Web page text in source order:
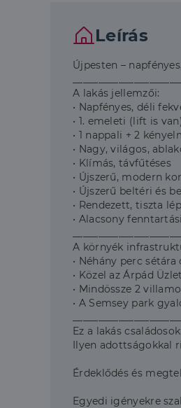
Leírás
Újpesten –
A lakás jellemzői:
• Napfényes, déli
• 1. emeleti (lift is van)
• 1 nappali + 2
• Nagy, világos,
• Klímás, távfűtéses
• Újszerű, modern
• Újszerű beltéri és
• Rendezett, tiszta
• Alacsony
A környék
• Néhány perc
• Közel az Árpád
• Mindössze 2
• A Semsey park
Ez a lakás
Ilyen adottságokkal
Érdeklődés és
Egyedi igényekre